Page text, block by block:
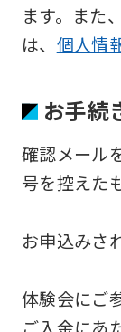
ます。また
は、 個人情
お手続
確認メール
号を控えた
お申込みさ
体験会にご